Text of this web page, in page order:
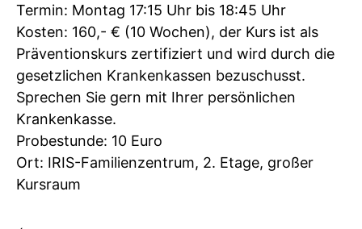
Termin: Montag 17:15 Uhr bis 18:45 Uhr
Kosten: 160,- € (10 Wochen), der Kurs ist als
Präventionskurs zertifiziert und wird durch die
gesetzlichen Krankenkassen bezuschusst.
Sprechen Sie gern mit Ihrer persönlichen
Krankenkasse.
Probestunde: 10 Euro
Ort: IRIS-Familienzentrum, 2. Etage, großer
Kursraum